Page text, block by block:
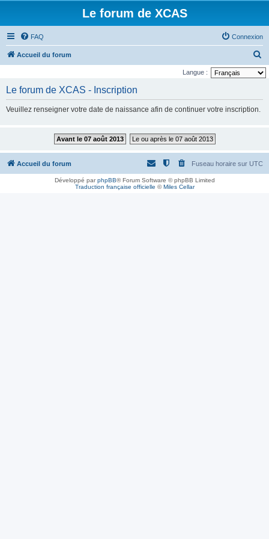
Le forum de XCAS
FAQ Connexion
Accueil du forum
e
h
Langue :
Le forum de XCAS - Inscription
Veuillez renseigner votre date de naissance afin de continuer votre inscription.
Avant le 07 août 2013 Le ou après le 07 août 2013
Accueil du forum Fuseau horaire sur UTC
Développé parphpBB® Forum Software © phpBB Limited
Traduction française officielle ©Miles Cellar